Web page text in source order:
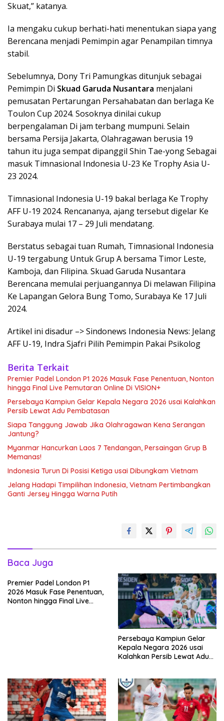
Skuat,” katanya.
Ia mengaku cukup berhati-hati menentukan siapa yang
Berencana menjadi Pemimpin agar Penampilan timnya
stabil.
Sebelumnya, Dony Tri Pamungkas ditunjuk sebagai
Pemimpin Di Skuad Garuda Nusantara menjalani
pemusatan Pertarungan Persahabatan dan berlaga Ke
Toulon Cup 2024. Sosoknya dinilai cukup
berpengalaman Di jam terbang mumpuni. Selain
bersama Persija Jakarta, Olahragawan berusia 19
tahun itu juga sempat dipanggil Shin Tae-yong Sebagai
masuk Timnasional Indonesia U-23 Ke Trophy Asia U-
23 2024.
Timnasional Indonesia U-19 bakal berlaga Ke Trophy
AFF U-19 2024. Rencananya, ajang tersebut digelar Ke
Surabaya mulai 17 – 29 Juli mendatang.
Berstatus sebagai tuan Rumah, Timnasional Indonesia
U-19 tergabung Untuk Grup A bersama Timor Leste,
Kamboja, dan Filipina. Skuad Garuda Nusantara
Berencana memulai perjuangannya Di melawan Filipina
Ke Lapangan Gelora Bung Tomo, Surabaya Ke 17 Juli
2024.
Artikel ini disadur –> Sindonews Indonesia News: Jelang
AFF U-19, Indra Sjafri Pilih Pemimpin Pakai Psikolog
Berita Terkait
Premier Padel London P1 2026 Masuk Fase Penentuan, Nonton
hingga Final Live Pemutaran Online Di VISION+
Persebaya Kampiun Gelar Kepala Negara 2026 usai Kalahkan
Persib Lewat Adu Pembatasan
Siapa Tanggung Jawab Jika Olahragawan Kena Serangan
Jantung?
Myanmar Hancurkan Laos 7 Tendangan, Persaingan Grup B
Memanas!
Indonesia Turun Di Posisi Ketiga usai Dibungkam Vietnam
Jelang Hadapi Timpilihan Indonesia, Vietnam Pertimbangkan
Ganti Jersey Hingga Warna Putih
Baca Juga
Premier Padel London P1
2026 Masuk Fase Penentuan,
Nonton hingga Final Live
Persebaya Kampiun Gelar
Kepala Negara 2026 usai
Kalahkan Persib Lewat Adu